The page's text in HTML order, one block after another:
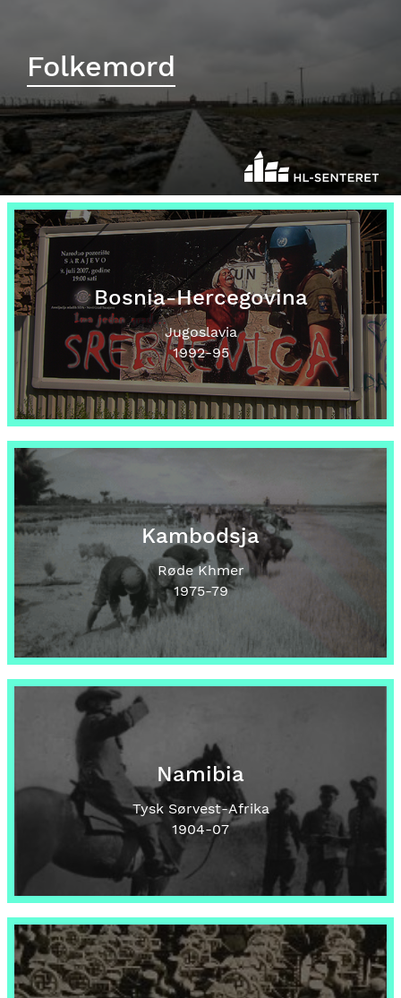
Folkemord
Bosnia-Hercegovina
Jugoslavia
1992-95
Kambodsja
Røde Khmer
1975-79
Namibia
Tysk Sørvest-Afrika
1904-07